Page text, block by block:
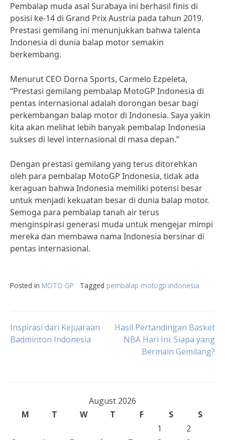
Pembalap muda asal Surabaya ini berhasil finis di
posisi ke-14 di Grand Prix Austria pada tahun 2019.
Prestasi gemilang ini menunjukkan bahwa talenta
Indonesia di dunia balap motor semakin
berkembang.
Menurut CEO Dorna Sports, Carmelo Ezpeleta,
“Prestasi gemilang pembalap MotoGP Indonesia di
pentas internasional adalah dorongan besar bagi
perkembangan balap motor di Indonesia. Saya yakin
kita akan melihat lebih banyak pembalap Indonesia
sukses di level internasional di masa depan.”
Dengan prestasi gemilang yang terus ditorehkan
oleh para pembalap MotoGP Indonesia, tidak ada
keraguan bahwa Indonesia memiliki potensi besar
untuk menjadi kekuatan besar di dunia balap motor.
Semoga para pembalap tanah air terus
menginspirasi generasi muda untuk mengejar mimpi
mereka dan membawa nama Indonesia bersinar di
pentas internasional.
Posted in MOTO GP Tagged pembalap motogp indonesia
Post
Inspirasi dari Kejuaraan
Badminton Indonesia
Hasil Pertandingan Basket
NBA Hari Ini: Siapa yang
Bermain Gemilang?
August 2026
M
T W T F S
S
1
2